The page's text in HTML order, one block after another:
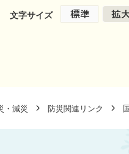
文字サイズ
・減災 防災関連リンク